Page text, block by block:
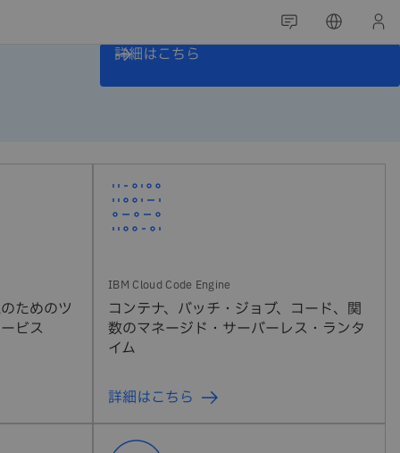
詳細はこちら
ためのツ
ビス
コンテナ、バッチ・ジョブ、コード、関
数のマネージド・サーバーレス・ランタ
イム
詳細はこちら